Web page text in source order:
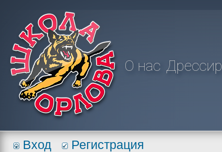
О нас
Вход Регистрация